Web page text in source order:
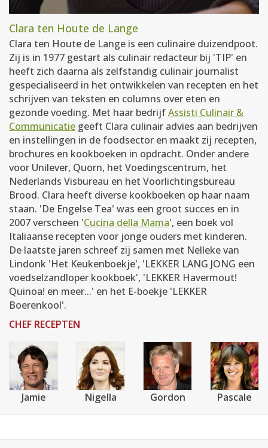
Clara ten Houte de Lange
Clara ten Houte de Lange is een culinaire duizendpoot.
Zij is in 1977 gestart als culinair redacteur bij 'TIP' en
heeft zich daarna als zelfstandig culinair journalist
gespecialiseerd in het ontwikkelen van recepten en het
schrijven van teksten en columns over eten en
gezonde voeding. Met haar bedrijfAssisti Culinair &
Communicatie geeft Clara culinair advies aan bedrijven
en instellingen in de foodsector en maakt zij recepten,
brochures en kookboeken in opdracht. Onder andere
voor Unilever, Quorn, het Voedingscentrum, het
Nederlands Visbureau en het Voorlichtingsbureau
Brood. Clara heeft diverse kookboeken op haar naam
staan. 'De Engelse Tea' was een groot succes en in
2007 verscheen 'Cucina della Mama', een boek vol
Italiaanse recepten voor jonge ouders met kinderen.
De laatste jaren schreef zij samen met Nelleke van
Lindonk 'Het Keukenboekje', 'LEKKER LANG JONG een
voedselzandloper kookboek', 'LEKKER Havermout!
Quinoa! en meer...' en het E-boekje 'LEKKER
Boerenkool'.
CHEF RECEPTEN
Jamie Nigella Gordon Pascale